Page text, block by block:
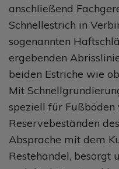
anschließend
Schnellestrich in
sogenannten
ergebenden
beiden Estriche wie
Mit
speziell für Fußböden
Reservebeständen
Absprache mit dem
Restehandel, besorgt